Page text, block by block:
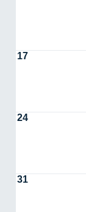
17
24
31